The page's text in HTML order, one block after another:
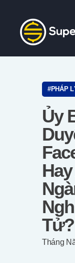
Chỉ Số
Tin Tức
Quan
Video
Thông
PHÁP
Ủy
Tử?
Tháng